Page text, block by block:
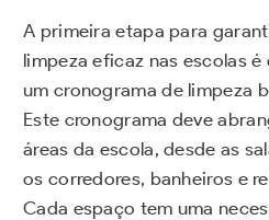
A primeira etapa para
limpeza eficaz nas escolas
um cronograma de limpeza
Este cronograma deve
áreas da escola, desde as
os corredores, banheiros e
Cada espaço tem uma